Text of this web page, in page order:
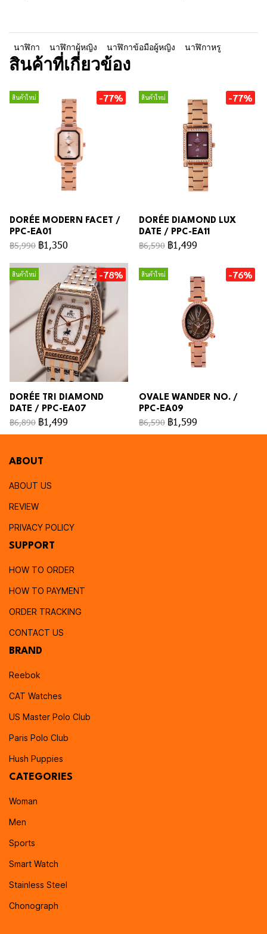
นาฬิกา นาฬิกาผู้หญิง นาฬิกาข้อมือผู้หญิง นาฬิกาหรู
สินค้าที่เกี่ยวข้อง
สินค้าใหม่ -77%
DORÉE MODERN FACET /
PPC-EA01
฿5,990 ฿1,350
สินค้าใหม่ -77%
DORÉE DIAMOND LUX
DATE / PPC-EA11
฿6,590 ฿1,499
สินค้าใหม่ -78%
DORÉE TRI DIAMOND
DATE / PPC-EA07
฿6,890 ฿1,499
สินค้าใหม่ -76%
OVALE WANDER NO. /
PPC-EA09
฿6,590 ฿1,599
ABOUT
ABOUT US
REVIEW
PRIVACY POLICY
SUPPORT
HOW TO ORDER
HOW TO PAYMENT
ORDER TRACKING
CONTACT US
BRAND
Reebok
CAT Watches
US Master Polo Club
Paris Polo Club
Hush Puppies
CATEGORIES
Woman
Men
Sports
Smart Watch
Stainless Steel
Chonograph